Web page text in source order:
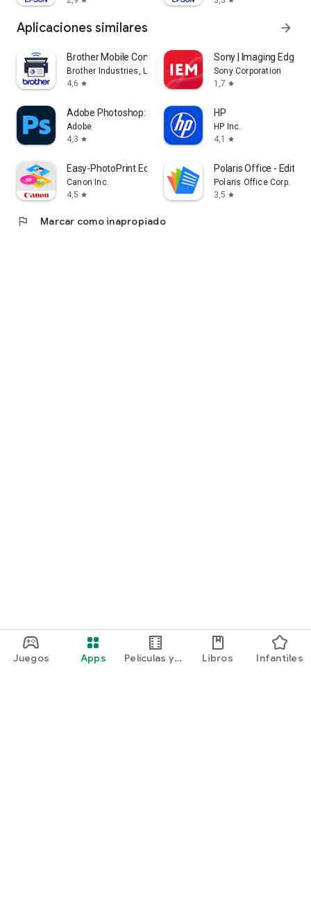
Juegos Apps
Películas y
Libros Infantiles
Aplicaciones similares arrow_forward
Brother Mobile Connect
Brother Industries, Ltd.
4,6 star
Sony | Imaging Edge
Sony Corporation
1,7 star
Adobe Photoshop: Photo Editor
Adobe
4,3 star
HP
HP Inc.
4,1
star
Easy-PhotoPrint Editor
Canon Inc.
4,5 star
Polaris Office -
Polaris Office Corp.
3,5 star
flag Marcar como inapropiado